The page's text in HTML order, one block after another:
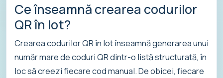
Ce înseamnă crearea codurilor
QR în lot?
Crearea codurilor QR în lot înseamnă generarea unui
număr mare de coduri QR dintr-o listă structurată, în
loc să creezi fiecare cod manual. De obicei, fiecare